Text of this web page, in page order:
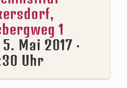
1
Mai 2017 ·
Uhr